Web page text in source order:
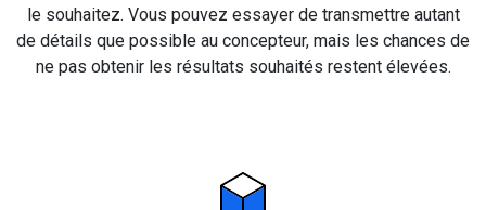
le souhaitez. Vous pouvez essayer de transmettre autant
de détails que possible au concepteur, mais les chances de
ne pas obtenir les résultats souhaités restent élevées.